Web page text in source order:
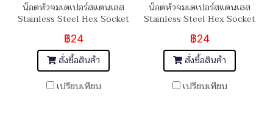
น็อตหัวจมเตเปอร์สแตนเลส
Stainless Steel Hex Socket
Taper Head Screw 5/16"
(BSW/NC)
฿24
สั่งซื้อสินค้า
เปรียบเทียบ
น็อตหัวจมเตเปอร์สแตนเลส
Stainless Steel Hex Socket
Taper Head Screw 5/16"
(BSW/NC)
฿24
สั่งซื้อสินค้า
เปรียบเทียบ